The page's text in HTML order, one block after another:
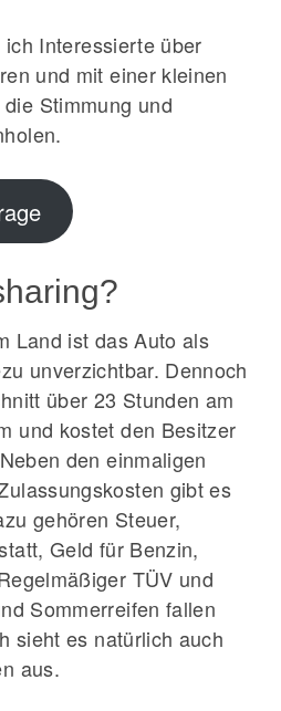
Interessierte über
und mit einer kleinen
Stimmung und
Land ist das Auto als
unverzichtbar. Dennoch
über 23 Stunden am
und kostet den Besitzer
den einmaligen
gibt es
gehören Steuer,
Geld für Benzin,
TÜV und
Sommerreifen fallen
sieht es natürlich auch
aus.